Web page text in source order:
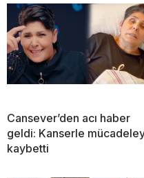
Cansever’den acı haber
geldi: Kanserle mücadeleyi